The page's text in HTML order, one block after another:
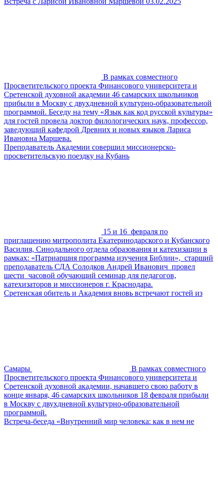
В рамках совместного
Просветительского проекта Финансового университета и
Сретенской духовной академии 46 самарских школьников
прибыли в Москву с двухдневной культурно-образовательной
программой. Беседу на тему «Язык как код русской культуры»
для гостей провела доктор филологических наук, профессор,
заведующий кафедрой Древних и новых языков Лариса
Ивановна Маршева.
Преподаватель Академии совершил миссионерско-
просветительскую поездку на Кубань
15 и 16 февраля по
приглашению митрополита Екатеринодарского и Кубанского
Василия, Синодального отдела образования и катехизации в
рамках: «Патриаршия программа изучения Библии», старший
преподаватель СДА Солодков Андрей Иванович провел
шести часовой обучающий семинар для педагогов,
катехизаторов и миссионеров г. Краснодара.
Сретенская обитель и Академия вновь встречают гостей из
Самары
В рамках совместного
Просветительского проекта Финансового университета и
Сретенской духовной академии, начавшего свою работу в
конце января, 46 самарских школьников 18 февраля прибыли
в Москву с двухдневной культурно-образовательной
программой.
Встреча-беседа «Внутренний мир человека: как в нем не